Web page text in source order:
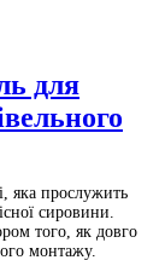
для
яка прослужить
сировини.
того, як довго
монтажу.